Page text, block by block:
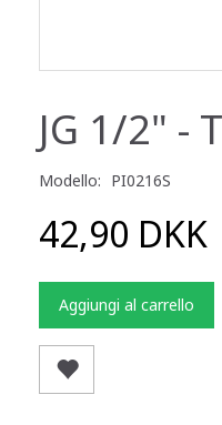
JG 1/2" -
Modello: PI0216S
42,90 DKK
Aggiungi al carrello